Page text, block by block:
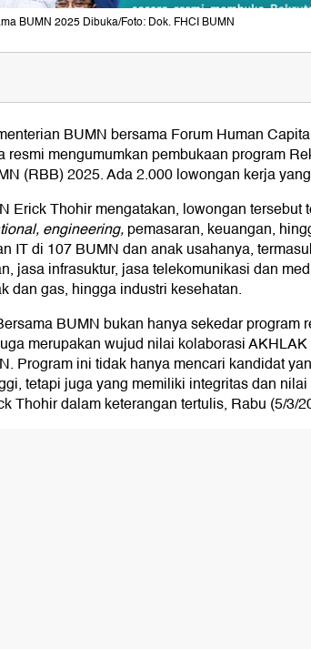
BUMN 2025 Dibuka/Foto: Dok. FHCI BUMN
Rekrutmen Bersama BUMN 2025:
BUMN bersama Forum Human
resmi mengumumkan pembukaan program
(RBB) 2025. Ada 2.000 lowongan kerja
Erick Thohir mengatakan, lowongan tersebut
engineering,pemasaran, keuangan,
IT di 107 BUMN dan anak usahanya,
jasa infrasuktur, jasa telekomunikasi dan
dan gas, hingga industri kesehatan.
BUMN bukan hanya sekedar program
merupakan wujud nilai kolaborasi
Program ini tidak hanya mencari kandidat
tetapi juga yang memiliki integritas dan
Thohir dalam keterangan tertulis, Rabu (5/3/